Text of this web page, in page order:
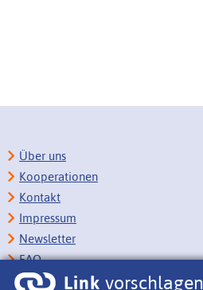
Link vorschlagen
Über uns
Kooperationen
Kontakt
Impressum
Newsletter
FAQ
Copyright